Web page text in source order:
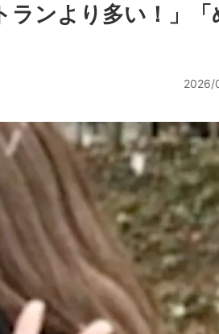
ランより多い！」「
2026/